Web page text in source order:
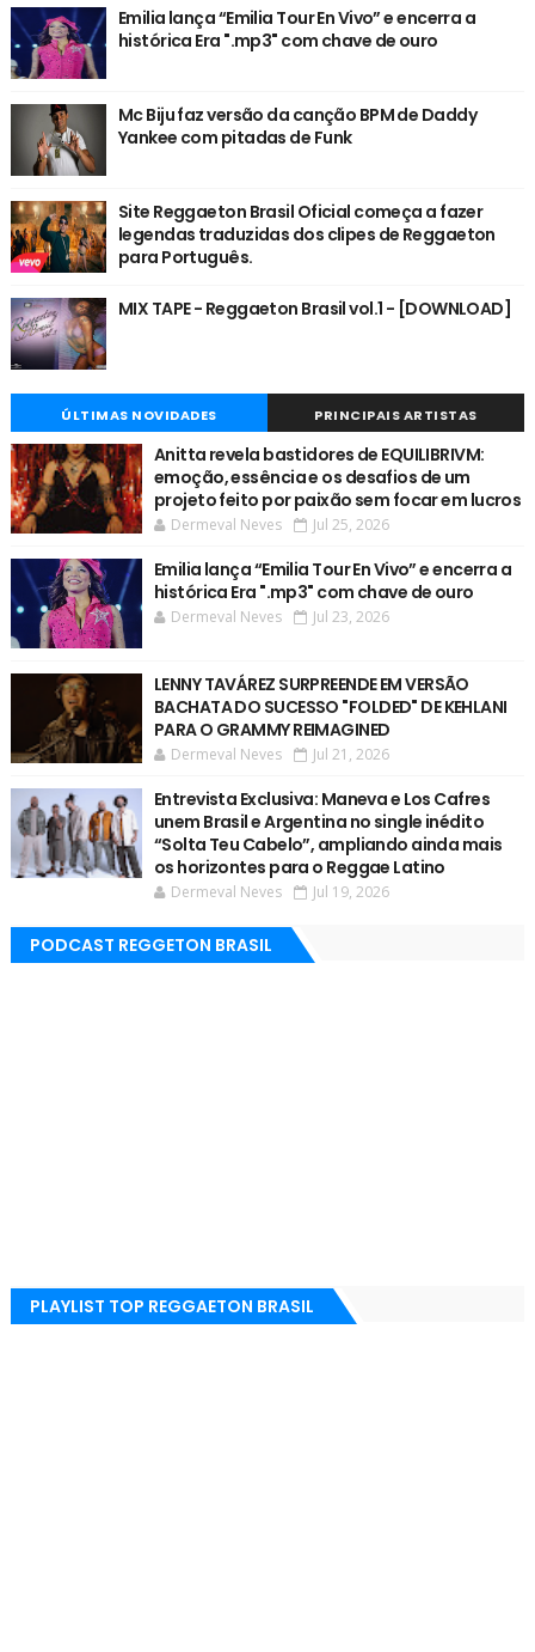
Emilia lança “Emilia Tour En Vivo” e encerra a
histórica Era ".mp3" com chave de ouro
Mc Biju faz versão da canção BPM de Daddy
Yankee com pitadas de Funk
Site Reggaeton Brasil Oficial começa a fazer
legendas traduzidas dos clipes de Reggaeton
para Português.
MIX TAPE - Reggaeton Brasil vol.1 - [DOWNLOAD]
ÚLTIMAS NOVIDADES PRINCIPAIS ARTISTAS
Anitta revela bastidores de EQUILIBRIVM:
emoção, essência e os desafios de um
projeto feito por paixão sem focar em lucros
Dermeval Neves Jul 25, 2026
Emilia lança “Emilia Tour En Vivo” e encerra a
histórica Era ".mp3" com chave de ouro
Dermeval Neves Jul 23, 2026
LENNY TAVÁREZ SURPREENDE EM VERSÃO
BACHATA DO SUCESSO "FOLDED" DE KEHLANI
PARA O GRAMMY REIMAGINED
Dermeval Neves Jul 21, 2026
Entrevista Exclusiva: Maneva e Los Cafres
unem Brasil e Argentina no single inédito
“Solta Teu Cabelo”, ampliando ainda mais
os horizontes para o Reggae Latino
Dermeval Neves Jul 19, 2026
PODCAST REGGETON BRASIL
PLAYLIST TOP REGGAETON BRASIL